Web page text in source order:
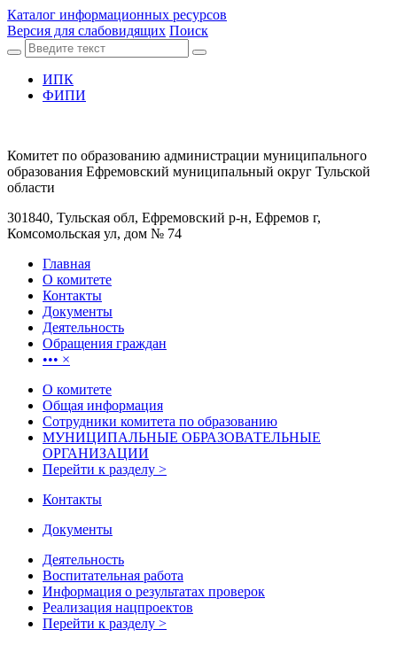
Каталог информационных ресурсов
Версия для слабовидящих Поиск
ИПК
ФИПИ
Комитет по образованию администрации муниципального
образования Ефремовский муниципальный округ Тульской
области
301840, Тульская обл, Ефремовский р-н, Ефремов г,
Комсомольская ул, дом № 74
Главная
О комитете
Контакты
Документы
Деятельность
Обращения граждан
••• ×
О комитете
Общая информация
Сотрудники комитета по образованию
МУНИЦИПАЛЬНЫЕ ОБРАЗОВАТЕЛЬНЫЕ
ОРГАНИЗАЦИИ
Перейти к разделу >
Контакты
Документы
Деятельность
Воспитательная работа
Информация о результатах проверок
Реализация нацпроектов
Перейти к разделу >